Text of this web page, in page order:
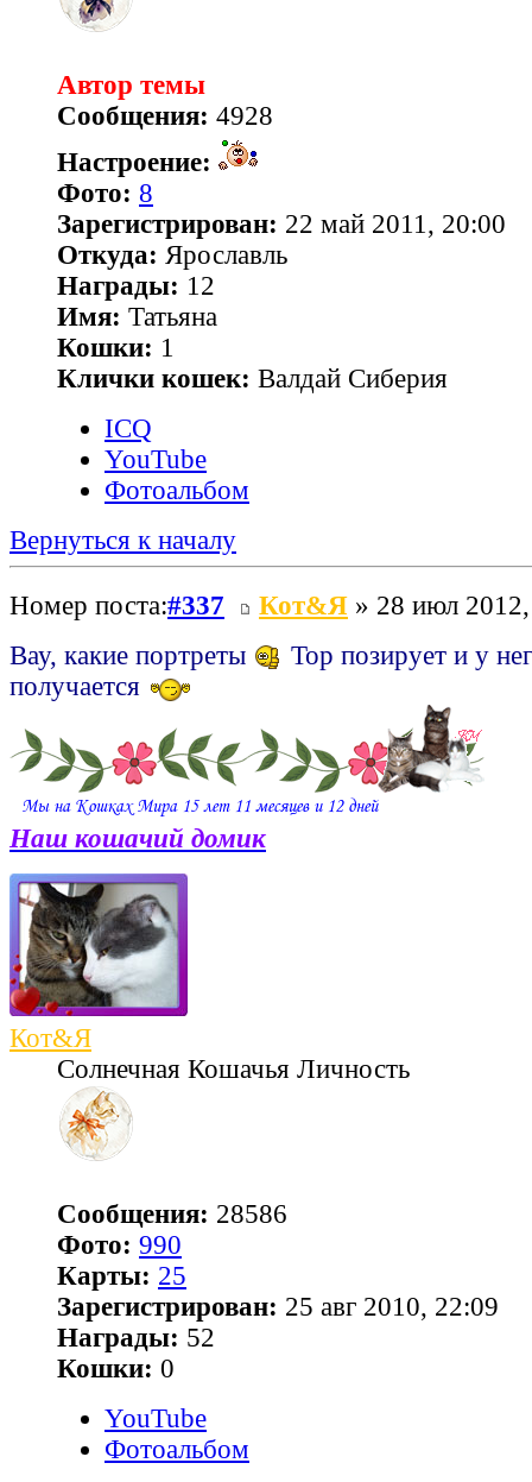
Автор темы
Сообщения: 4928
Настроение:
Фото: 8
Зарегистрирован: 22 май 2011, 20:00
Откуда: Ярославль
Награды: 12
Имя: Татьяна
Кошки: 1
Клички кошек: Валдай Сиберия
ICQ
YouTube
Фотоальбом
Вернуться к началу
Номер поста:#337 Кот&Я » 28 июл
Вау, какие портреты
Тор позирует и у
получается
Наш кошачий домик
Кот&Я
Солнечная Кошачья Личность
Сообщения: 28586
Фото: 990
Карты: 25
Зарегистрирован: 25 авг 2010, 22:09
Награды: 52
Кошки: 0
YouTube
Фотоальбом